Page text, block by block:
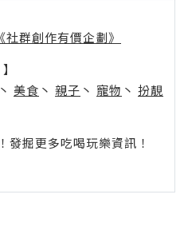
社群創作有價企劃》
丶 美食 丶 親子 丶 寵物 丶 扮靚
掘更多吃喝玩樂資訊！